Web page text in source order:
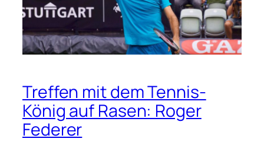
Treffen mit dem Tennis-
König auf Rasen: Roger
Federer